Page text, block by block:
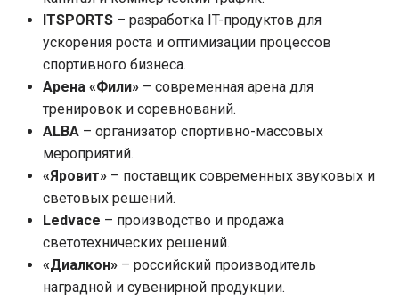
ITSPORTS – разработка IT-продуктов для
ускорения роста и оптимизации процессов
спортивного бизнеса.
Арена «Фили» – современная арена для
тренировок и соревнований.
ALBA – организатор спортивно-массовых
мероприятий.
«Яровит» – поставщик современных звуковых и
световых решений.
Ledvace – производство и продажа
светотехнических решений.
«Диалкон» – российский производитель
наградной и сувенирной продукции.